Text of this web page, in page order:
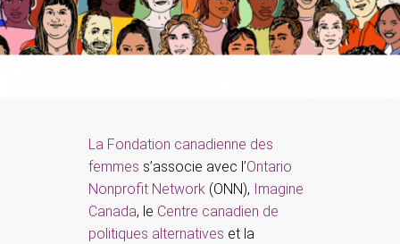
La Fondation canadienne des
femmes s’associe avec l’Ontario
Nonprofit Network (ONN), Imagine
Canada, le Centre canadien de
politiques alternatives et la